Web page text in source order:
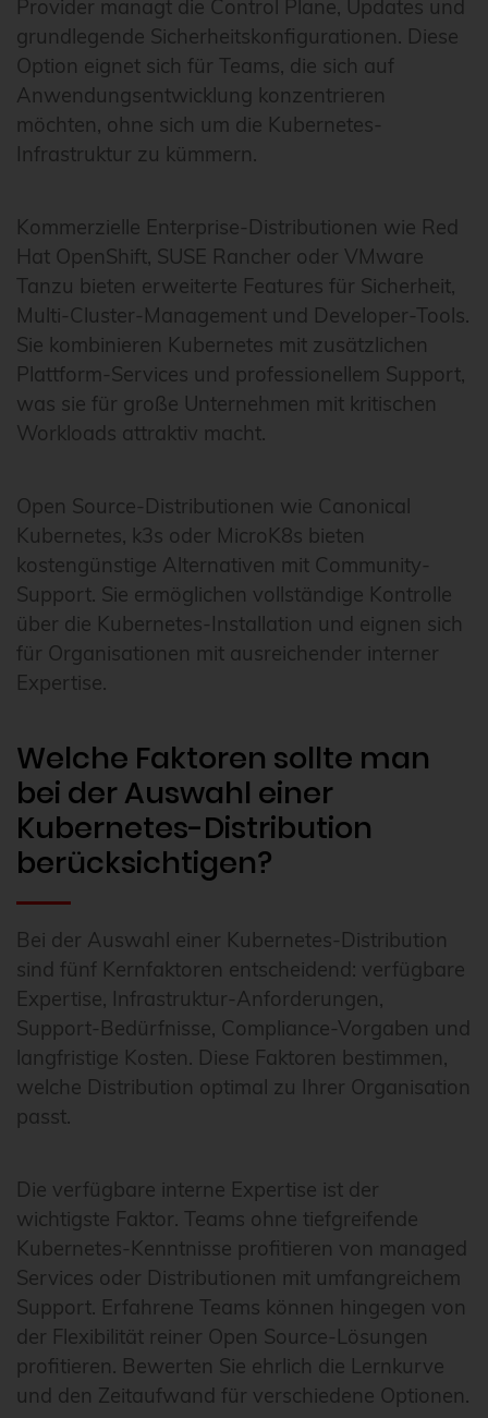
Provider managt die Control Plane, Updates und
grundlegende Sicherheitskonfigurationen. Diese
Option eignet sich für Teams, die sich auf
Anwendungsentwicklung konzentrieren
möchten, ohne sich um die Kubernetes-
Infrastruktur zu kümmern.
Kommerzielle Enterprise-Distributionen wie Red
Hat OpenShift, SUSE Rancher oder VMware
Tanzu bieten erweiterte Features für Sicherheit,
Multi-Cluster-Management und Developer-Tools.
Sie kombinieren Kubernetes mit zusätzlichen
Plattform-Services und professionellem Support,
was sie für große Unternehmen mit kritischen
Workloads attraktiv macht.
Open Source-Distributionen wie Canonical
Kubernetes, k3s oder MicroK8s bieten
kostengünstige Alternativen mit Community-
Support. Sie ermöglichen vollständige Kontrolle
über die Kubernetes-Installation und eignen sich
für Organisationen mit ausreichender interner
Expertise.
Welche Faktoren sollte man
bei der Auswahl einer
Kubernetes-Distribution
berücksichtigen?
Bei der Auswahl einer Kubernetes-Distribution
sind fünf Kernfaktoren entscheidend: verfügbare
Expertise, Infrastruktur-Anforderungen,
Support-Bedürfnisse, Compliance-Vorgaben und
langfristige Kosten. Diese Faktoren bestimmen,
welche Distribution optimal zu Ihrer Organisation
passt.
Die verfügbare interne Expertise ist der
wichtigste Faktor. Teams ohne tiefgreifende
Kubernetes-Kenntnisse profitieren von managed
Services oder Distributionen mit umfangreichem
Support. Erfahrene Teams können hingegen von
der Flexibilität reiner Open Source-Lösungen
profitieren. Bewerten Sie ehrlich die Lernkurve
und den Zeitaufwand für verschiedene Optionen.